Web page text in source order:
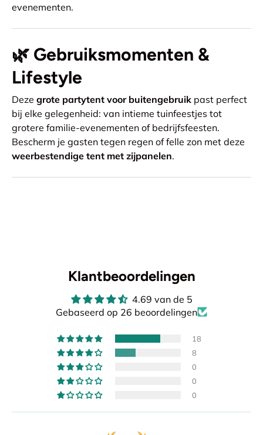
evenementen.
🌿 Gebruiksmomenten &
Lifestyle
Deze grote partytent voor buitengebruik past perfect
bij elke gelegenheid: van intieme tuinfeestjes tot
grotere familie-evenementen of bedrijfsfeesten.
Bescherm je gasten tegen regen of felle zon met deze
weerbestendige tent met zijpanelen.
Klantbeoordelingen
4.69 van de 5
Gebaseerd op 26 beoordelingen
18
8
0
0
0